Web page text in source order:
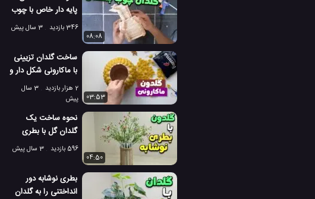
پایه دار خاص با چوب
بستنی!
346 بازدید
3 سال پیش
08:08
ساخت گلدان تزیینی
با ماکارونی شکل دار و
کاغذ!2 هزار بازدید
3 سال
پیش
03:53
نحوه ساخت یک
گلدان گل با بطری
نوشابه، ورق کاغذ و
596 بازدید
3 سال پیش
04:50
بطری نوشابه دور
انداختنی را به گلدان